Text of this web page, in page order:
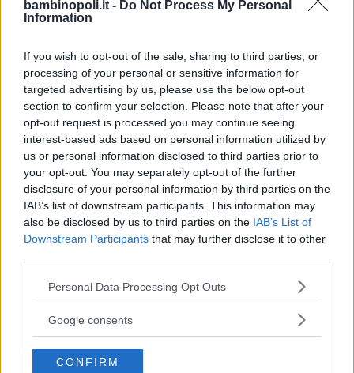
bambinopoli.it - Do Not Process My Personal
Information
If you wish to opt-out of the sale, sharing to third parties, or
processing of your personal or sensitive information for
targeted advertising by us, please use the below opt-out
section to confirm your selection. Please note that after your
opt-out request is processed you may continue seeing
interest-based ads based on personal information utilized by
us or personal information disclosed to third parties prior to
your opt-out. You may separately opt-out of the further
disclosure of your personal information by third parties on the
IAB’s list of downstream participants. This information may
also be disclosed by us to third parties on the IAB’s List of
Downstream Participants that may further disclose it to other
Please note that this website/app uses one or more Google
not limited to your visit or usage behaviour. You may click to
use your data for below specified purposes in below Google
consent section.
Personal Data Processing Opt Outs
Google consents
CONFIRM
Corsi di Lingua per bambini
Laboratori creativi per bambini